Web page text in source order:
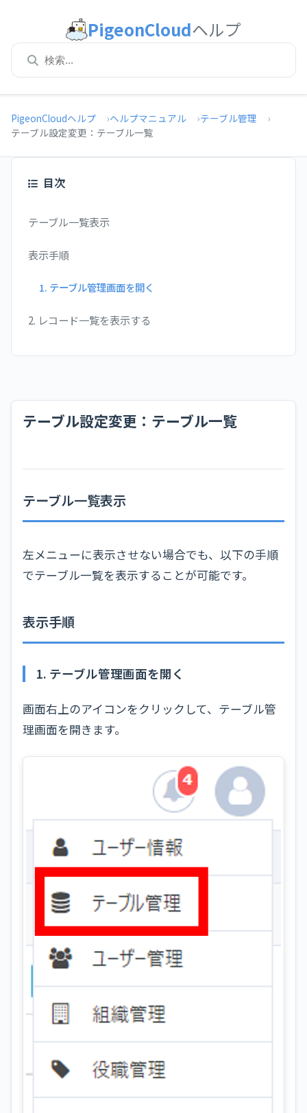
PigeonCloudヘルプ
PigeonCloudヘルプ ヘルプマニュアル
テーブル管理
テーブル設定変更：テーブル一覧
目次
テーブル一覧表示
表示手順
1. テーブル管理画面を開く
2. レコード一覧を表示する
テーブル設定変更：テーブル一覧
テーブル一覧表示
左メニューに表示させない場合でも、以下の手順
でテーブル一覧を表示することが可能です。
表示手順
1. テーブル管理画面を開く
画面右上のアイコンをクリックして、テーブル管
理画面を開きます。